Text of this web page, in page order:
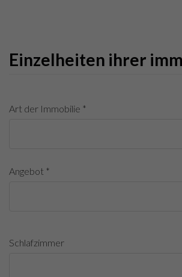
Einzelheiten ihrer
Art der Immobilie *
Angebot *
Schlafzimmer